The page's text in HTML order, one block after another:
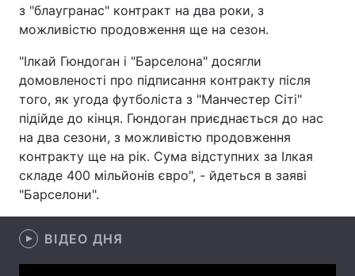
Спорт Наука
Техно і зв'язок Лайт
Зброя Інциденти
Здоров'я Туризм
Цікавинки Погода
Екологія
Лонгріди
з "блаугранас" контракт на два роки, з
можливістю продовження ще на сезон.
"Ілкай Гюндоган і "Барселона" досягли
домовленості про підписання контракту після
того, як угода футболіста з "Манчестер Сіті"
підійде до кінця. Гюндоган приєднається до нас
на два сезони, з можливістю продовження
контракту ще на рік. Сума відступних за Ілкая
складе 400 мільйонів євро", - йдеться в заяві
"Барселони".
ВІДЕО ДНЯ